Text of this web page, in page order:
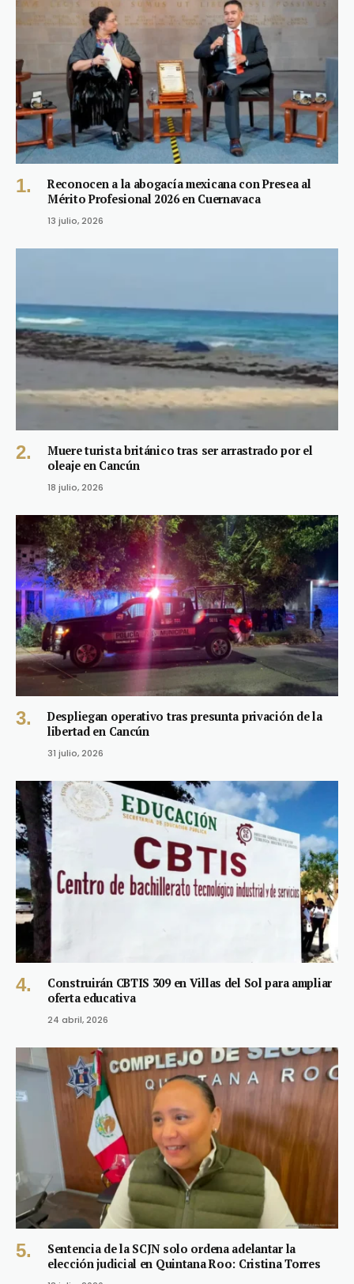
Reconocen a la abogacía mexicana con Presea al
Mérito Profesional 2026 en Cuernavaca
13 julio, 2026
Muere turista británico tras ser arrastrado por el
oleaje en Cancún
18 julio, 2026
Despliegan operativo tras presunta privación de la
libertad en Cancún
31 julio, 2026
Construirán CBTIS 309 en Villas del Sol para ampliar
oferta educativa
24 abril, 2026
Sentencia de la SCJN solo ordena adelantar la
elección judicial en Quintana Roo: Cristina Torres